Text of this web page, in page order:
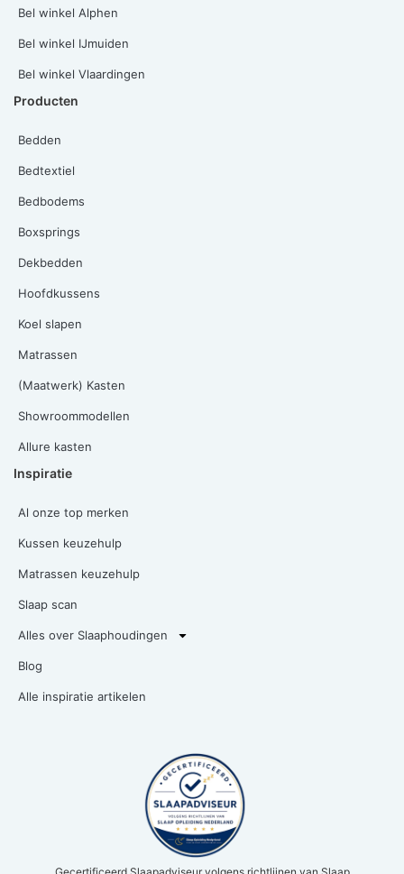
Bel winkel Alphen
Bel winkel IJmuiden
Bel winkel Vlaardingen
Producten
Bedden
Bedtextiel
Bedbodems
Boxsprings
Dekbedden
Hoofdkussens
Koel slapen
Matrassen
(Maatwerk) Kasten
Showroommodellen
Allure kasten
Inspiratie
Al onze top merken
Kussen keuzehulp
Matrassen keuzehulp
Slaap scan
Alles over Slaaphoudingen
Blog
Alle inspiratie artikelen